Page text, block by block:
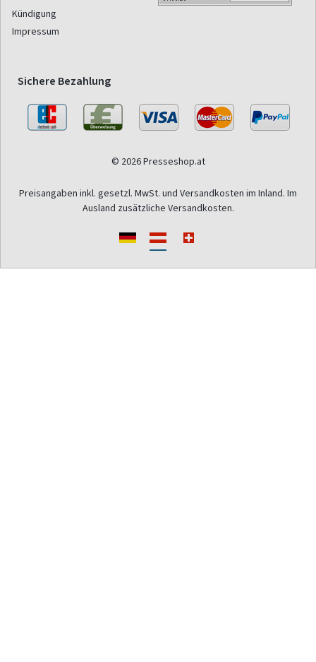
Kündigung
Impressum
Sichere Bezahlung
© 2026 Presseshop.at
Preisangaben inkl. gesetzl. MwSt. und Versandkosten im Inland. Im
Ausland zusätzliche Versandkosten.